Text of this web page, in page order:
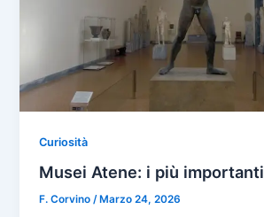
Curiosità
Musei Atene: i più importanti
F. Corvino/ Marzo 24, 2026